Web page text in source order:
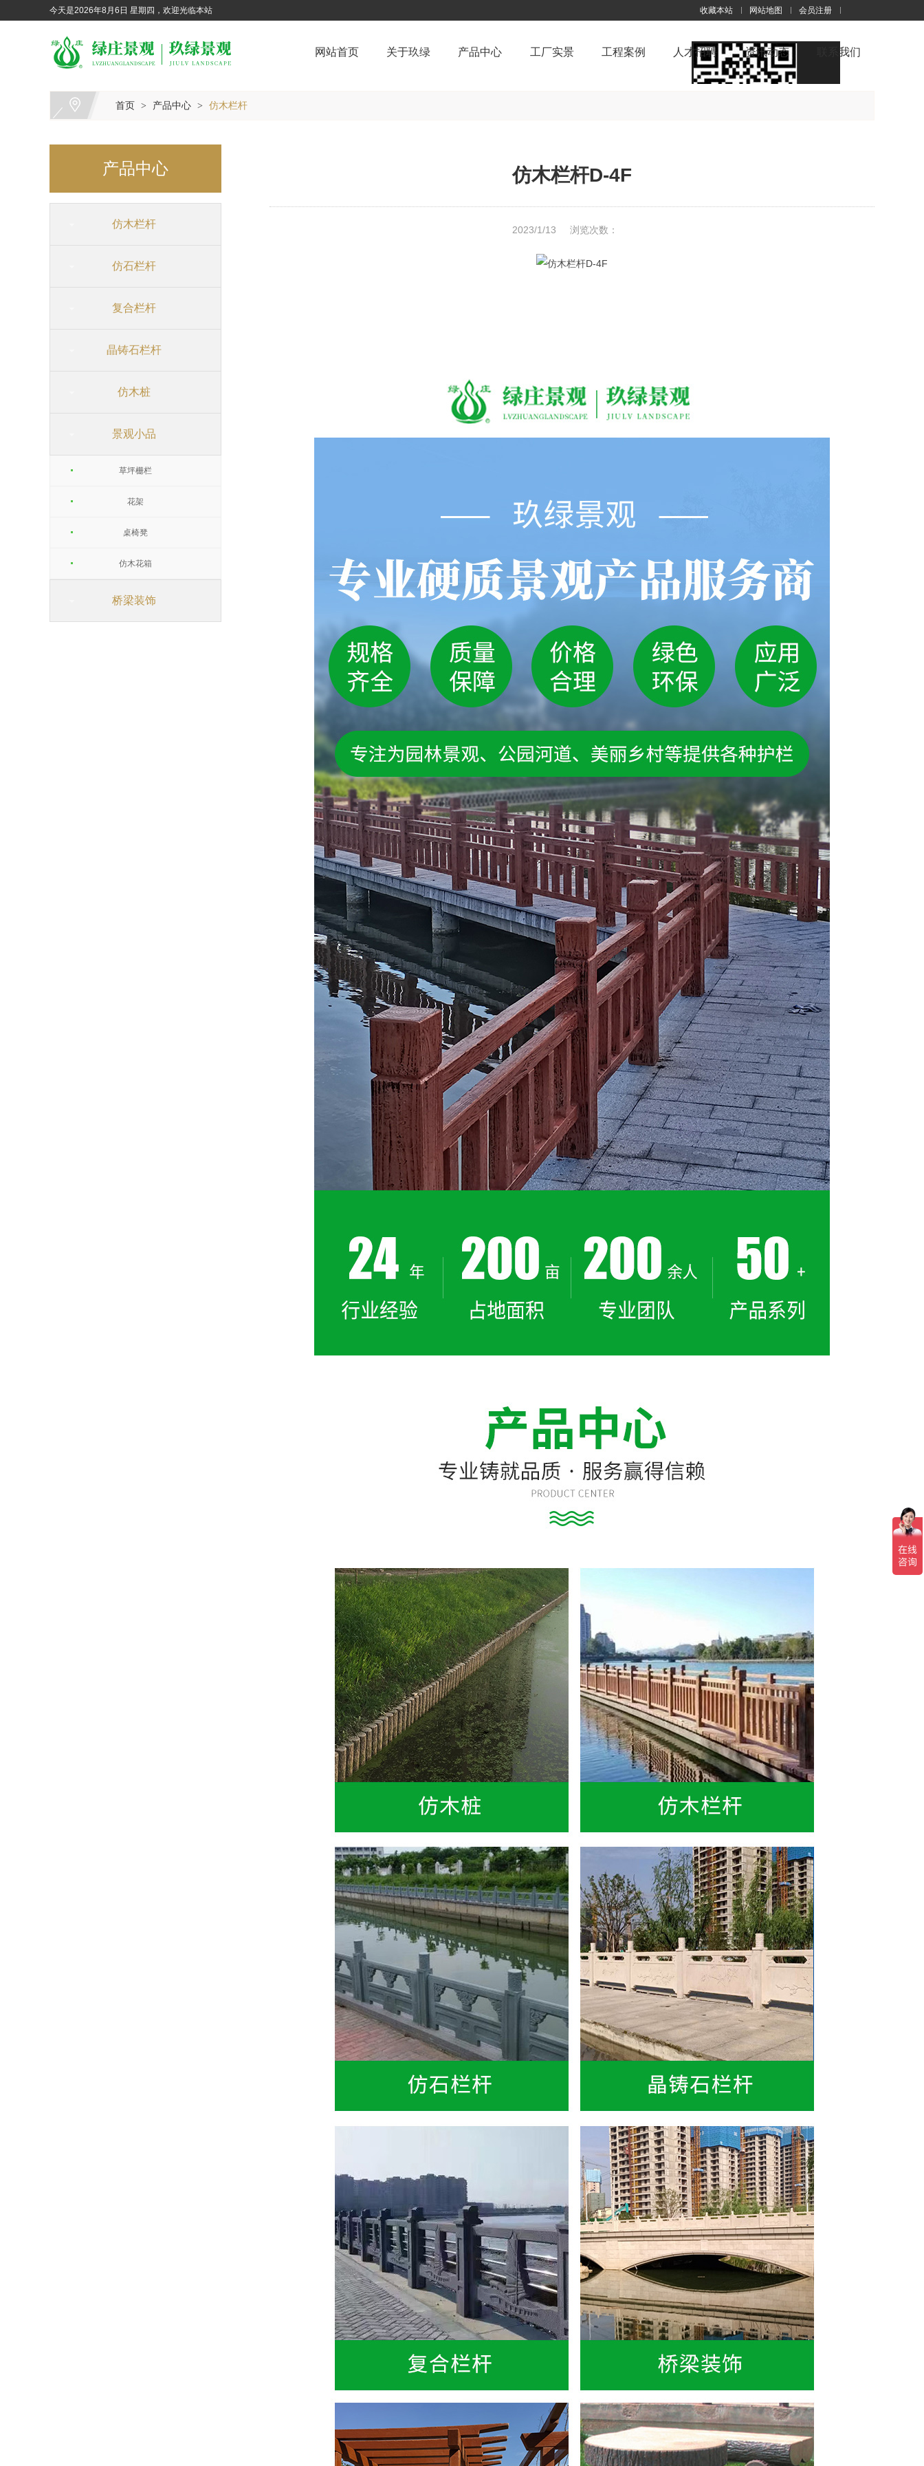
今天是2026年8月6日 星期四，欢迎光临本站 收藏本站 网站地图 会员注册
网站首页 关于玖绿 产品中心 工厂实景 工程案例 人才招聘 资讯动态 联系我们
首页 > 产品中心 > 仿木栏杆
产品中心
仿木栏杆
仿石栏杆
复合栏杆
晶铸石栏杆
仿木桩
景观小品
草坪栅栏
花架
桌椅凳
仿木花箱
桥梁装饰
仿木栏杆D-4F
2023/1/13 浏览次数：